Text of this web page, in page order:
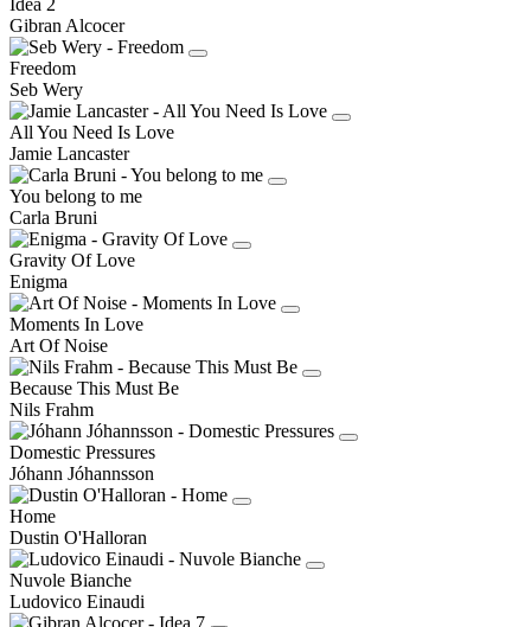
Gibran Alcocer
Freedom
Seb Wery
All You Need Is Love
Jamie Lancaster
You belong to me
Carla Bruni
Gravity Of Love
Enigma
Moments In Love
Art Of Noise
Because This Must Be
Nils Frahm
Domestic Pressures
Jóhann Jóhannsson
Home
Dustin O'Halloran
Nuvole Bianche
Ludovico Einaudi